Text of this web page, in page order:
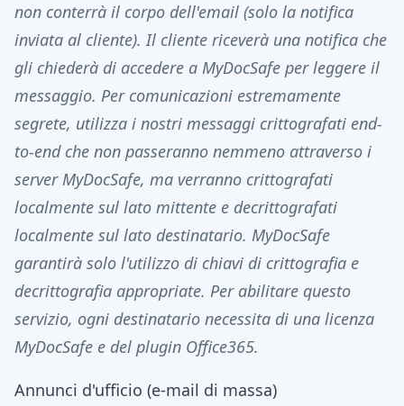
non conterrà il corpo dell'email (solo la notifica
inviata al cliente). Il cliente riceverà una notifica che
gli chiederà di accedere a MyDocSafe per leggere il
messaggio. Per comunicazioni estremamente
segrete, utilizza i nostri messaggi crittografati end-
to-end che non passeranno nemmeno attraverso i
server MyDocSafe, ma verranno crittografati
localmente sul lato mittente e decrittografati
localmente sul lato destinatario. MyDocSafe
garantirà solo l'utilizzo di chiavi di crittografia e
decrittografia appropriate. Per abilitare questo
servizio, ogni destinatario necessita di una licenza
MyDocSafe e del plugin Office365.
Annunci d'ufficio (e-mail di massa)